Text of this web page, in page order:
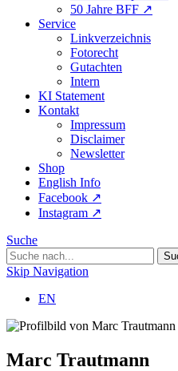
50 Jahre BFF ↗︎
Service
Linkverzeichnis
Fotorecht
Gutachten
Intern
KI Statement
Kontakt
Impressum
Disclaimer
Newsletter
Shop
English Info
Facebook ↗︎
Instagram ↗︎
Suche
Skip Navigation
EN
Marc Trautmann